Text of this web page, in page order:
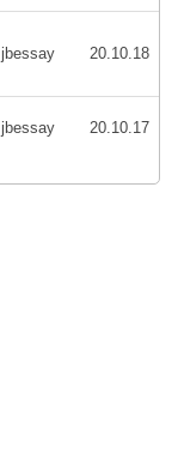
jbessay 20.10.18
jbessay 20.10.17